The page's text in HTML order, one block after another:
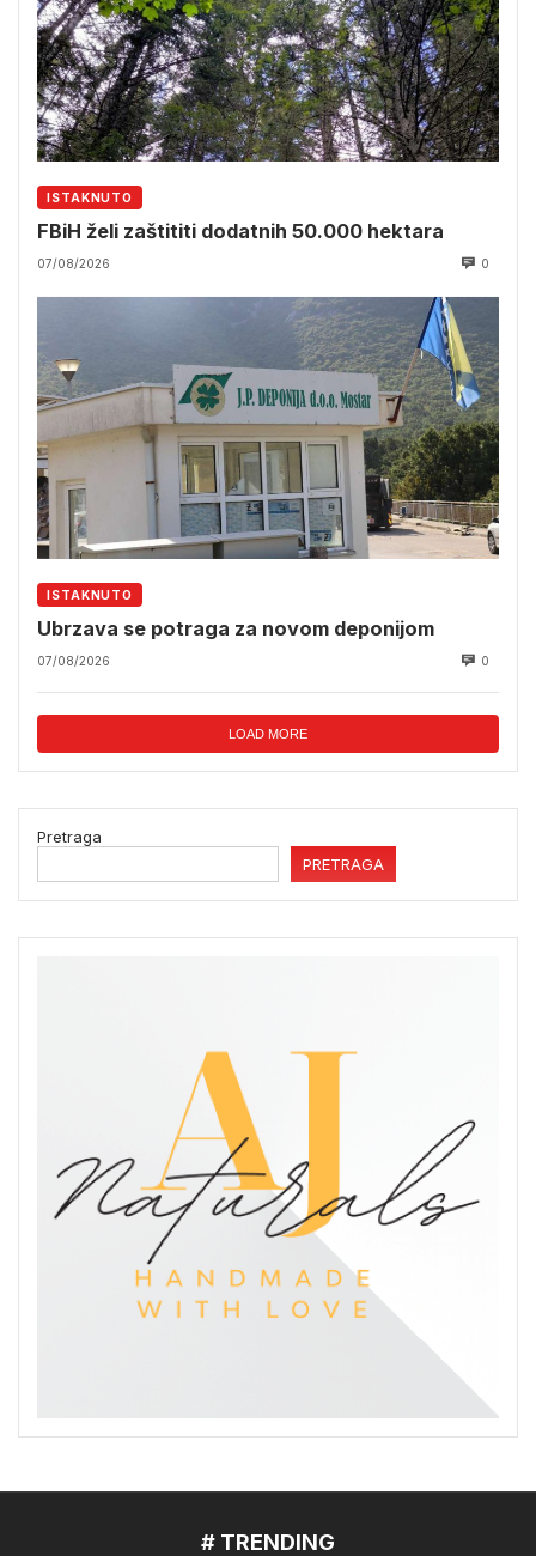
ISTAKNUTO
FBiH želi zaštititi dodatnih 50.000 hektara
07/08/2026 0
ISTAKNUTO
Ubrzava se potraga za novom deponijom
07/08/2026 0
LOAD MORE
Pretraga
PRETRAGA
# TRENDING